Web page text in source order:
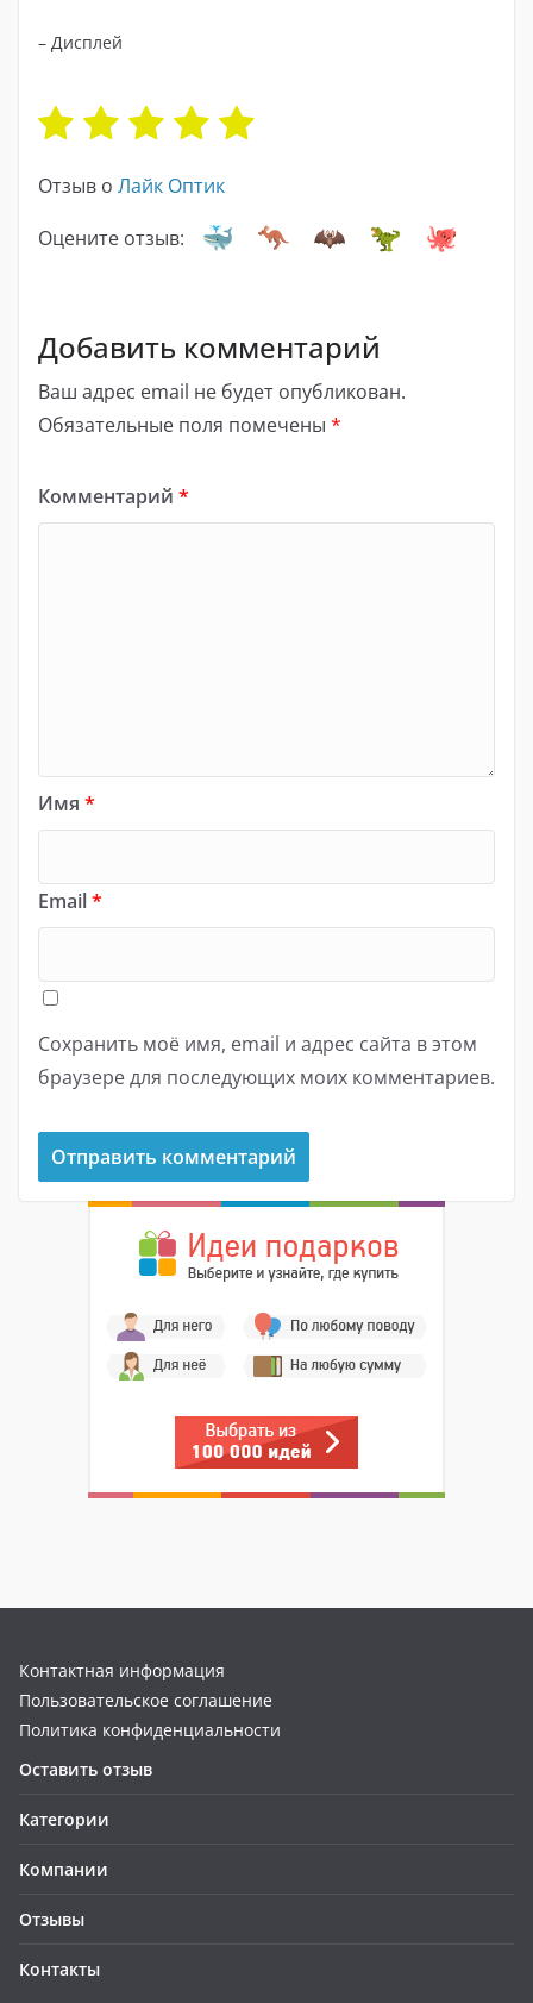
– Дисплей
Отзыв о Лайк Оптик
Оцените отзыв:
Добавить комментарий
Ваш адрес email не будет опубликован.
Обязательные поля помечены *
Комментарий *
Имя *
Email*
Сохранить моё имя, email и адрес сайта в этом
браузере для последующих моих комментариев.
Контактная информация
Пользовательское соглашение
Политика конфиденциальности
Оставить отзыв
Категории
Компании
Отзывы
Контакты